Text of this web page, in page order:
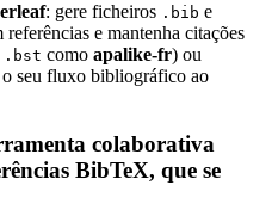
: gere ficheiros .bib e
e mantenha citações
.bst como apalike-fr) ou
seu fluxo bibliográfico ao
colaborativa
BibTeX, que se